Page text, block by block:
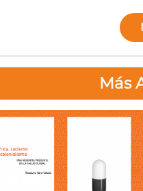
Más